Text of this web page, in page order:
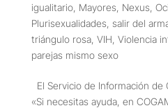
igualitario, Mayores Nexus
Plurisexualidades salir del
triángulo rosa, VIH Violencia
parejas mismo sexo
El Servicio de Información de
«Si necesitas ayuda, en